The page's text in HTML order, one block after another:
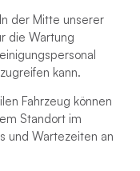
In der Mitte unserer
die Wartung
kann.
Fahrzeug können
Standort im
und Wartezeiten an